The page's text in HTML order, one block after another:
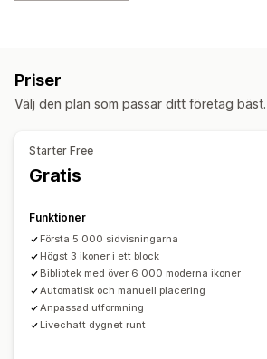
Försäljningsbanners
Förtroende
Garanti
Filuppladdning
Schemaläggning
Position av ikon
Manuell position Automatisk position
Fält med meddelande
Priser
Välj den plan som passar ditt företag bäst.
Starter Free
Gratis
Funktioner
Första 5 000 sidvisningarna
Högst 3 ikoner i ett block
Bibliotek med över 6 000 moderna ikoner
Automatisk och manuell placering
Anpassad utformning
Livechatt dygnet runt